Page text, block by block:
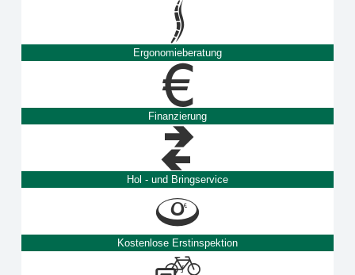
Ergonomieberatung
Finanzierung
Hol - und Bringservice
Kostenlose Erstinspektion